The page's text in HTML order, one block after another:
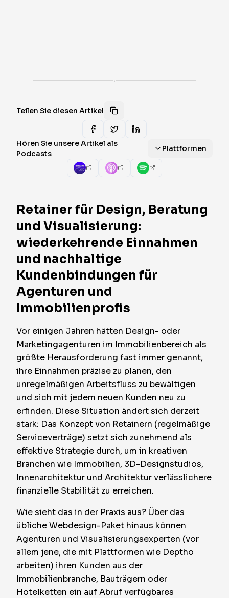
·
Teilen Sie diesen Artikel
Hören Sie unsere Artikel als
Podcasts
Plattformen
Retainer für Design, Beratung
und Visualisierung:
wiederkehrende Einnahmen
und nachhaltige
Kundenbindungen für
Agenturen und
Immobilienprofis
Vor einigen Jahren hätten Design- oder
Marketingagenturen im Immobilienbereich als
größte Herausforderung fast immer genannt,
ihre Einnahmen präzise zu planen, den
unregelmäßigen Arbeitsfluss zu bewältigen
und sich mit jedem neuen Kunden neu zu
erfinden. Diese Situation ändert sich derzeit
stark: Das Konzept von Retainern (regelmäßige
Serviceverträge) setzt sich zunehmend als
effektive Strategie durch, um in kreativen
Branchen wie Immobilien, 3D-Designstudios,
Innenarchitektur und Architektur verlässlichere
finanzielle Stabilität zu erreichen.
Wie sieht das in der Praxis aus? Über das
übliche Webdesign-Paket hinaus können
Agenturen und Visualisierungsexperten (vor
allem jene, die mit Plattformen wie Deptho
arbeiten) ihren Kunden aus der
Immobilienbranche, Bauträgern oder
Hotelketten ein auf Abruf verfügbares